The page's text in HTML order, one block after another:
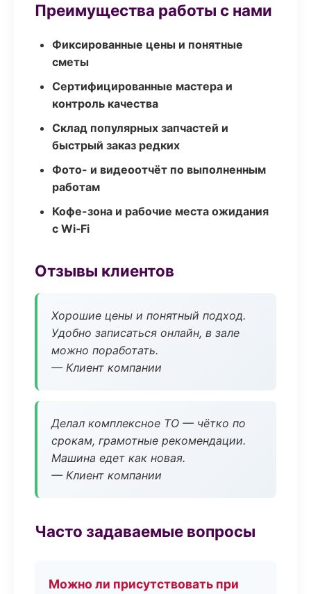
Преимущества работы с нами
Фиксированные цены и понятные
сметы
Сертифицированные мастера и
контроль качества
Склад популярных запчастей и
быстрый заказ редких
Фото- и видеоотчёт по выполненным
работам
Кофе-зона и рабочие места ожидания
с Wi‑Fi
Отзывы клиентов
Хорошие цены и понятный подход.
Удобно записаться онлайн, в зале
можно поработать.
— Клиент компании
Делал комплексное ТО — чётко по
срокам, грамотные рекомендации.
Машина едет как новая.
— Клиент компании
Часто задаваемые вопросы
Можно ли присутствовать при